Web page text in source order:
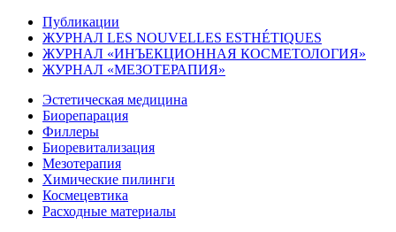
Публикации
ЖУРНАЛ LES NOUVELLES ESTHÉTIQUES
ЖУРНАЛ «ИНЪЕКЦИОННАЯ КОСМЕТОЛОГИЯ»
ЖУРНАЛ «МЕЗОТЕРАПИЯ»
Эстетическая медицина
Биорепарация
Филлеры
Биоревитализация
Мезотерапия
Химические пилинги
Космецевтика
Расходные материалы